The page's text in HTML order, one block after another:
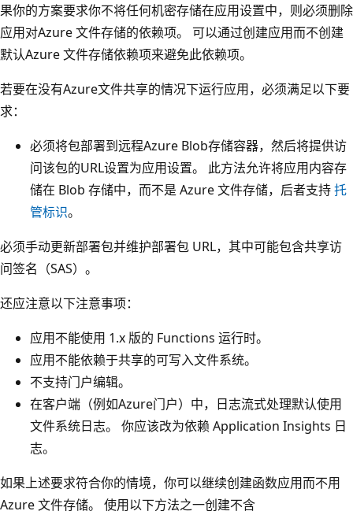
果你的方案要求你不将任何机密存储在应用设置中，则必须删除
应用对Azure 文件存储的依赖项。 可以通过创建应用而不创建
默认Azure 文件存储依赖项来避免此依赖项。
若要在没有Azure文件共享的情况下运行应用，必须满足以下要
求：
必须将包部署到远程Azure Blob存储容器，然后将提供访
问该包的URL设置为应用设置。 此方法允许将应用内容存
储在 Blob 存储中，而不是 Azure 文件存储，后者支持托
管标识。
必须手动更新部署包并维护部署包 URL，其中可能包含共享访
问签名（SAS）。
还应注意以下注意事项：
应用不能使用 1.x 版的 Functions 运行时。
应用不能依赖于共享的可写入文件系统。
不支持门户编辑。
在客户端（例如Azure门户）中，日志流式处理默认使用
文件系统日志。 你应该改为依赖 Application Insights 日
志。
如果上述要求符合你的情境，你可以继续创建函数应用而不用
Azure 文件存储。 使用以下方法之一创建不含